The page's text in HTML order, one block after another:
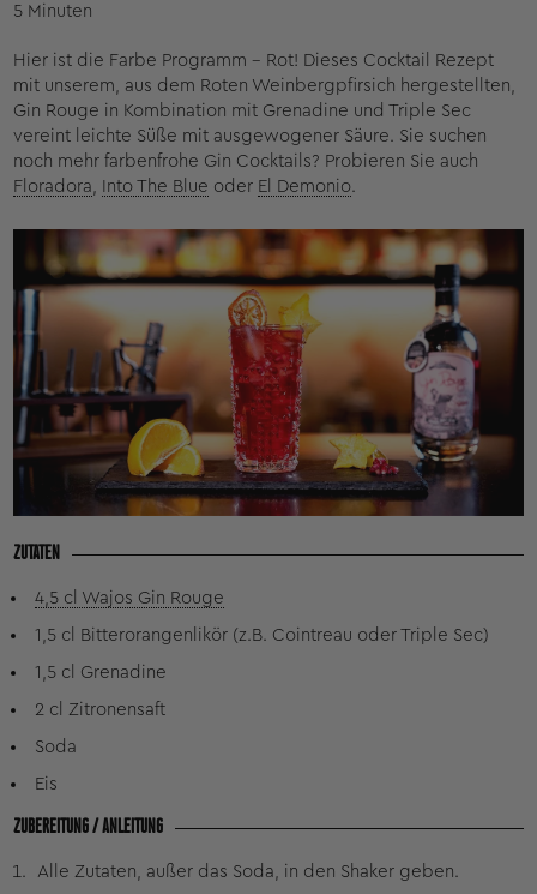
5 Minuten
Hier ist die Farbe Programm - Rot! Dieses Cocktail Rezept
mit unserem, aus dem Roten Weinbergpfirsich hergestellten,
Gin Rouge in Kombination mit Grenadine und Triple Sec
vereint leichte Süße mit ausgewogener Säure. Sie suchen
noch mehr farbenfrohe Gin Cocktails? Probieren Sie auch
Floradora
Into The Blue oder El Demonio
ZUTATEN
4,5 cl Wajos Gin Rouge
1,5 cl Bitterorangenlikör (z.B. Cointreau oder Triple Sec)
1,5 cl Grenadine
2 cl Zitronensaft
Soda
Eis
ZUBEREITUNG / ANLEITUNG
Alle Zutaten, außer das Soda, in den Shaker geben.